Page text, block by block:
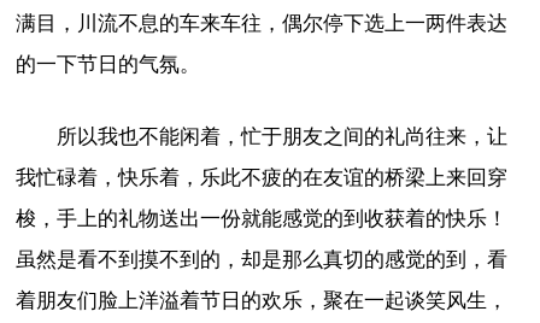
满目，川流不息的车来车往，偶尔停下选上一两件表达
的一下节日的气氛。
所以我也不能闲着，忙于朋友之间的礼尚往来，让
我忙碌着，快乐着，乐此不疲的在友谊的桥梁上来回穿
梭，手上的礼物送出一份就能感觉的到收获着的快乐！
虽然是看不到摸不到的，却是那么真切的感觉的到，看
着朋友们脸上洋溢着节日的欢乐，聚在一起谈笑风生，